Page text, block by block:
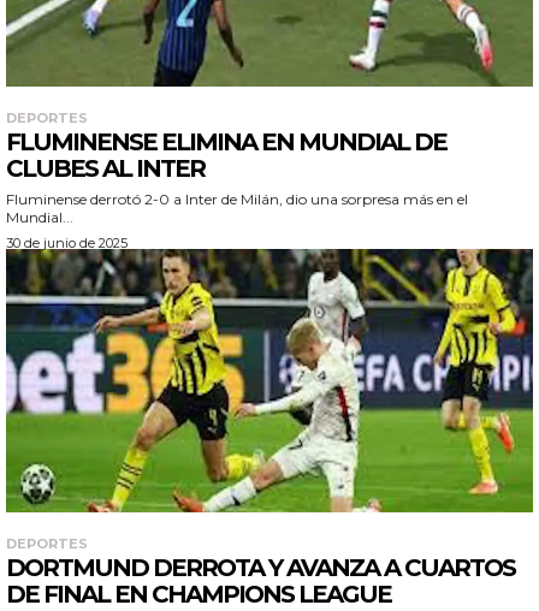
DEPORTES
FLUMINENSE ELIMINA EN MUNDIAL DE
CLUBES AL INTER
Fluminense derrotó 2-0 a Inter de Milán, dio una sorpresa más en el
Mundial...
30 de junio de 2025
DEPORTES
DORTMUND DERROTA Y AVANZA A CUARTOS
DE FINAL EN CHAMPIONS LEAGUE